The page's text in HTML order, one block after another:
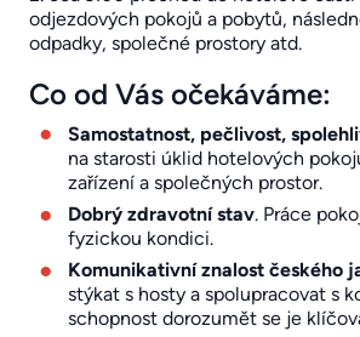
odjezdových pokojů a pobytů,
odpadky, společné prostory atd.
Co od Vás očekáváme:
Samostatnost, pečlivost,
na starosti úklid hotelových
zařízení a společných prostor.
Dobrý zdravotní stav. Práce
fyzickou kondici.
Komunikativní znalost českého
stýkat s hosty a spolupracovat s
schopnost dorozumět se je